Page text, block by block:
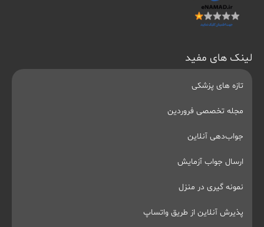
لینک های مفید
تازه های پزشکی
مجله تخصصی فروردین
جواب‌دهی آنلاین
ارسال جواب آزمایش
نمونه گیری در منزل
پذیرش آنلاین از طریق واتساپ